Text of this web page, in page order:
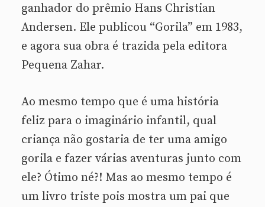
ganhador do prêmio Hans Christian
Andersen. Ele publicou “Gorila” em 1983,
e agora sua obra é trazida pela editora
Pequena Zahar.
Ao mesmo tempo que é uma história
feliz para o imaginário infantil, qual
criança não gostaria de ter uma amigo
gorila e fazer várias aventuras junto com
ele? Ótimo né?! Mas ao mesmo tempo é
um livro triste pois mostra um pai que